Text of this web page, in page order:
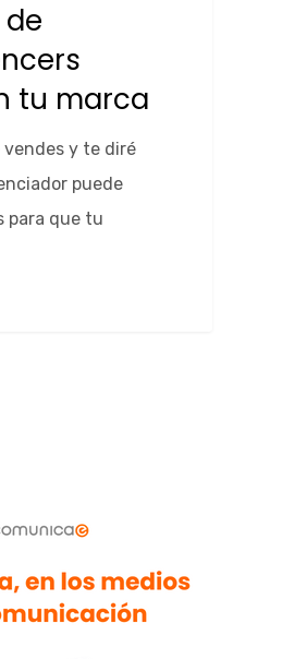
tu marca
vendes y te diré
puede
para que tu